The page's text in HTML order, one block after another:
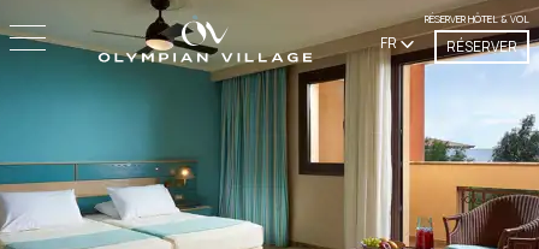
FR
RÉSERVER HÔTEL & VOL
RÉSERVER